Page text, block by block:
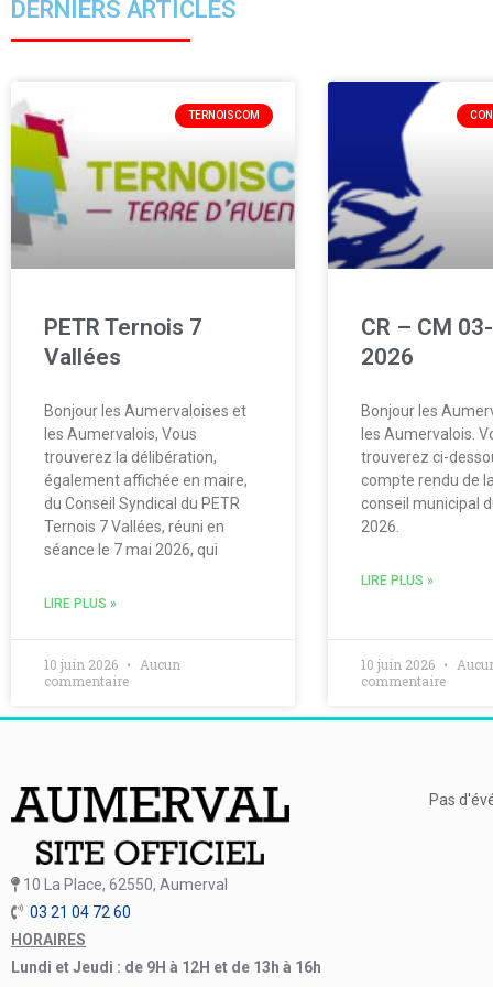
DERNIERS ARTICLES
TERNOISCOM
PETR Ternois 7
Vallées
Bonjour les Aumervaloises et
les Aumervalois, Vous
trouverez la délibération,
également affichée en maire,
du Conseil Syndical du PETR
Ternois 7 Vallées, réuni en
séance le 7 mai 2026, qui
LIRE PLUS »
10 juin 2026
Aucun
commentaire
CR – CM
2026
Bonjour les
les Aumervalois.
trouverez ci-
compte rendu de
conseil municipal
2026.
LIRE PLUS »
10 juin 2026
commentaire
10 La Place, 62550, Aumerval
03 21 04 72 60
HORAIRES
Lundi et Jeudi : de 9H à 12H et de 13h à 16h
Pas